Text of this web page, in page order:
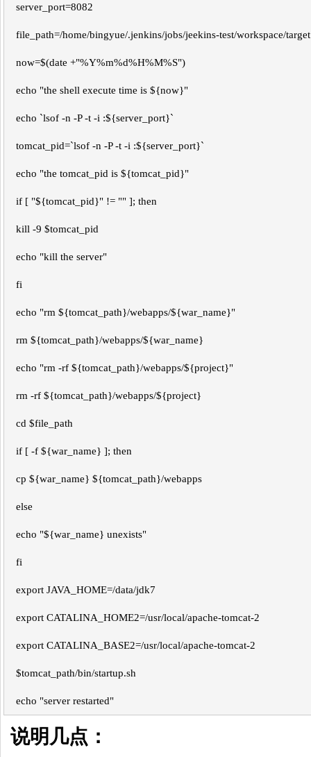
server_port=8082
file_path=/home/bingyue/.jenkins/jobs/jeekins-test/workspace/target
now=$(date +"%Y%m%d%H%M%S")
echo "the shell execute time is ${now}"
echo `lsof -n -P -t -i :${server_port}`
tomcat_pid=`lsof -n -P -t -i :${server_port}`
echo "the tomcat_pid is ${tomcat_pid}"
if [ "${tomcat_pid}" != "" ]; then
kill -9 $tomcat_pid
echo "kill the server"
fi
echo "rm ${tomcat_path}/webapps/${war_name}"
rm ${tomcat_path}/webapps/${war_name}
echo "rm -rf ${tomcat_path}/webapps/${project}"
rm -rf ${tomcat_path}/webapps/${project}
cd $file_path
if [ -f ${war_name} ]; then
cp ${war_name} ${tomcat_path}/webapps
else
echo "${war_name} unexists"
fi
export JAVA_HOME=/data/jdk7
export CATALINA_HOME2=/usr/local/apache-tomcat-2
export CATALINA_BASE2=/usr/local/apache-tomcat-2
$tomcat_path/bin/startup.sh
echo "server restarted"
说明几点：